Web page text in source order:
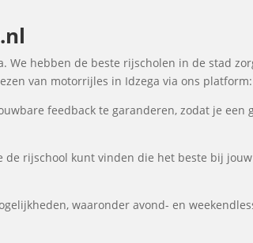
We hebben de beste rijscholen in de stad
van motorrijles in Idzega via ons platform:
feedback te garanderen, zodat je een
rijschool kunt vinden die het beste bij
waaronder avond- en